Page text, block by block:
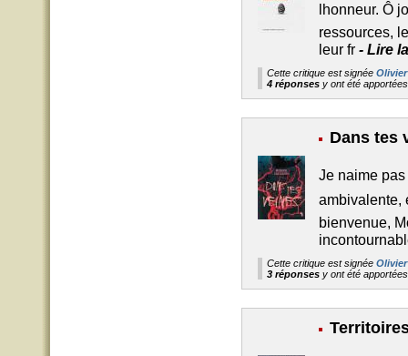
lhonneur. Ô
ressources,
leur fr - Lire
Cette critique est signée Olivier
4 réponses y ont été
Dans tes
Je naime
ambivalente,
bienvenue,
Cette critique est signée Olivier
3 réponses y ont été